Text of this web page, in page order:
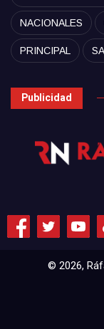
NACIONALES
PRINCIPAL
Publicidad
© 2026,